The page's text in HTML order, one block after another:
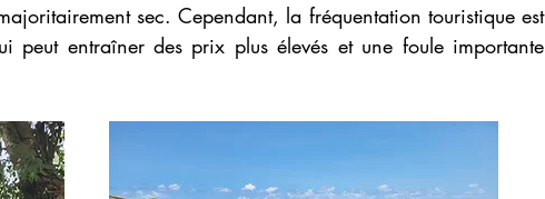
sec. Cependant, la fréquentation touristique est
peut entraîner des prix plus élevés et une foule importante